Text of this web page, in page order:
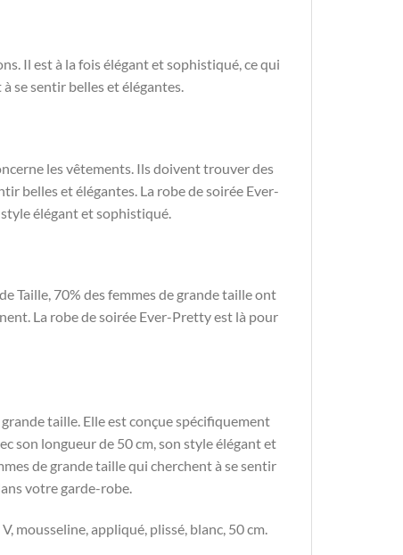
Il est à la fois élégant et sophistiqué, ce qui
se sentir belles et élégantes.
les vêtements. Ils doivent trouver des
belles et élégantes. La robe de soirée Ever-
élégant et sophistiqué.
Taille, 70% des femmes de grande taille ont
La robe de soirée Ever-Pretty est là pour
taille. Elle est conçue spécifiquement
son longueur de 50 cm, son style élégant et
de grande taille qui cherchent à se sentir
votre garde-robe.
mousseline, appliqué, plissé, blanc, 50 cm.